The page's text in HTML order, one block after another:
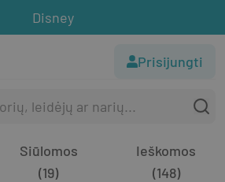
Disney
Prisijungti
Siūlomos
(19)
Ieškomos
(148)